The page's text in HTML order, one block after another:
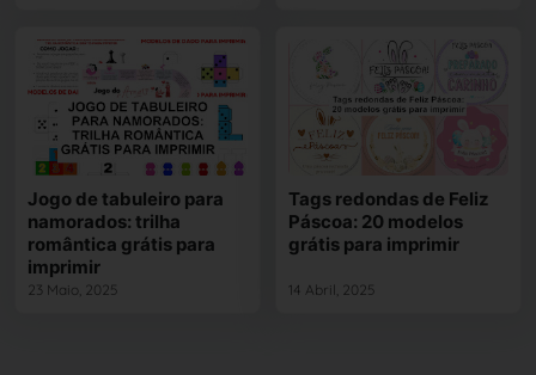
Jogo de tabuleiro para
namorados: trilha
romântica grátis para
imprimir
23 Maio, 2025
Tags redondas de Feliz
Páscoa: 20 modelos
grátis para imprimir
14 Abril, 2025